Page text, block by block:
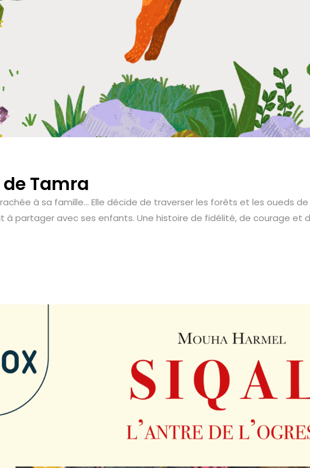
de Tamra
à sa famille… Elle décide de traverser les forêts et les oueds de
à partager avec ses enfants. Une histoire de fidélité, de courage et